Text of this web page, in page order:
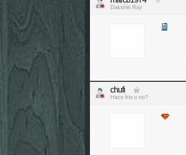
Dakshin Ray
chufi
Hace frio o no?